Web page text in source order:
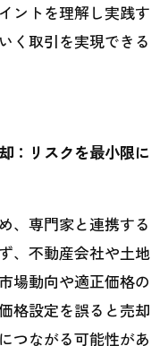
ントを理解し実践す
く取引を実現できる
：リスクを最小限に
、専門家と連携する
、不動産会社や土地
場動向や適正価格の
格設定を誤ると売却
つながる可能性があ